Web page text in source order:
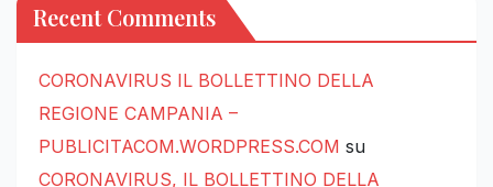
Recent Comments
CORONAVIRUS IL BOLLETTINO DELLA
REGIONE CAMPANIA –
PUBLICITACOM.WORDPRESS.COM su
CORONAVIRUS, IL BOLLETTINO DELLA